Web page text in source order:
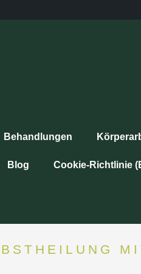
Behandlungen
Blog Cookie-Richtlinie